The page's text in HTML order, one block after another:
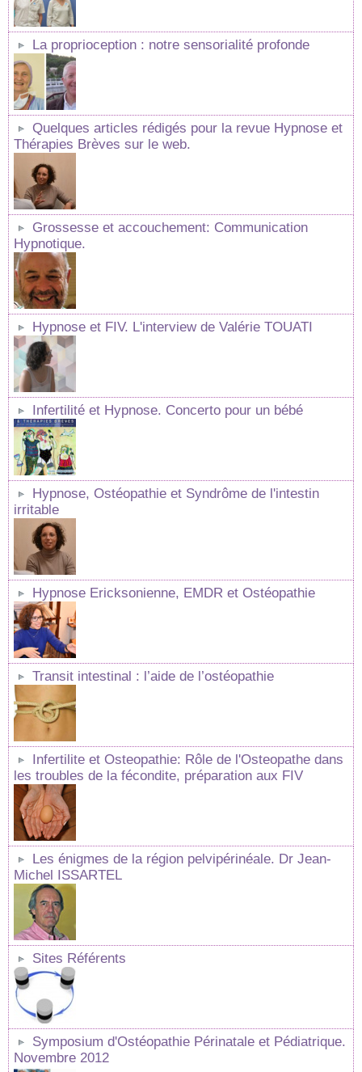
La proprioception : notre sensorialité profonde
Quelques articles rédigés pour la revue Hypnose et
Thérapies Brèves sur le web.
Grossesse et accouchement: Communication
Hypnotique.
Hypnose et FIV. L'interview de Valérie TOUATI
Infertilité et Hypnose. Concerto pour un bébé
Hypnose, Ostéopathie et Syndrôme de l'intestin
irritable
Hypnose Ericksonienne, EMDR et Ostéopathie
Transit intestinal : l’aide de l’ostéopathie
Infertilite et Osteopathie: Rôle de l'Osteopathe dans
les troubles de la fécondite, préparation aux FIV
Les énigmes de la région pelvipérinéale. Dr Jean-
Michel ISSARTEL
Sites Référents
Symposium d'Ostéopathie Périnatale et Pédiatrique.
Novembre 2012